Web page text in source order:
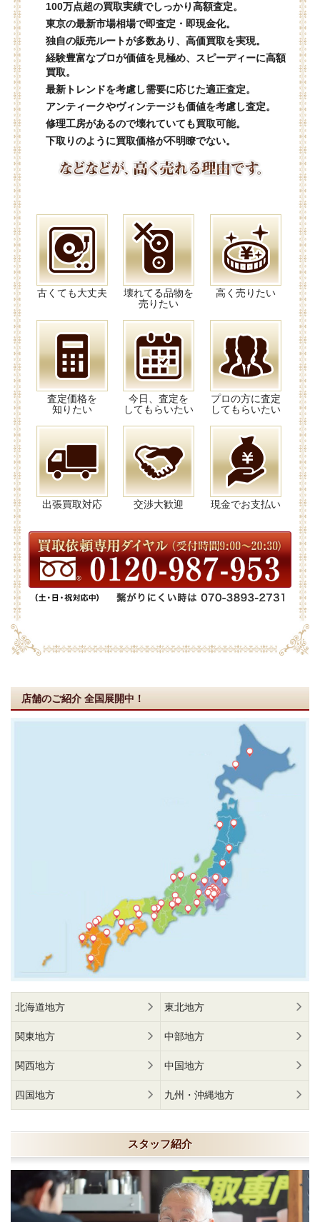
100万点超の買取実績でしっかり高額査定。
東京の最新市場相場で即査定・即現金化。
独自の販売ルートが多数あり、高価買取を実現。
経験豊富なプロが価値を見極め、スピーディーに高額
買取。
最新トレンドを考慮し需要に応じた適正査定。
アンティークやヴィンテージも価値を考慮し査定。
修理工房があるので壊れていても買取可能。
下取りのように買取価格が不明瞭でない。
古くても大丈夫
壊れてる品物を
売りたい
高く売りたい
査定価格を
知りたい
今日、査定を
してもらいたい
プロの方に査定
してもらいたい
出張買取対応 交渉大歓迎 現金でお支払い
店舗のご紹介 全国展開中！
北海道地方 東北地方
関東地方 中部地方
関西地方 中国地方
四国地方 九州・沖縄地方
スタッフ紹介